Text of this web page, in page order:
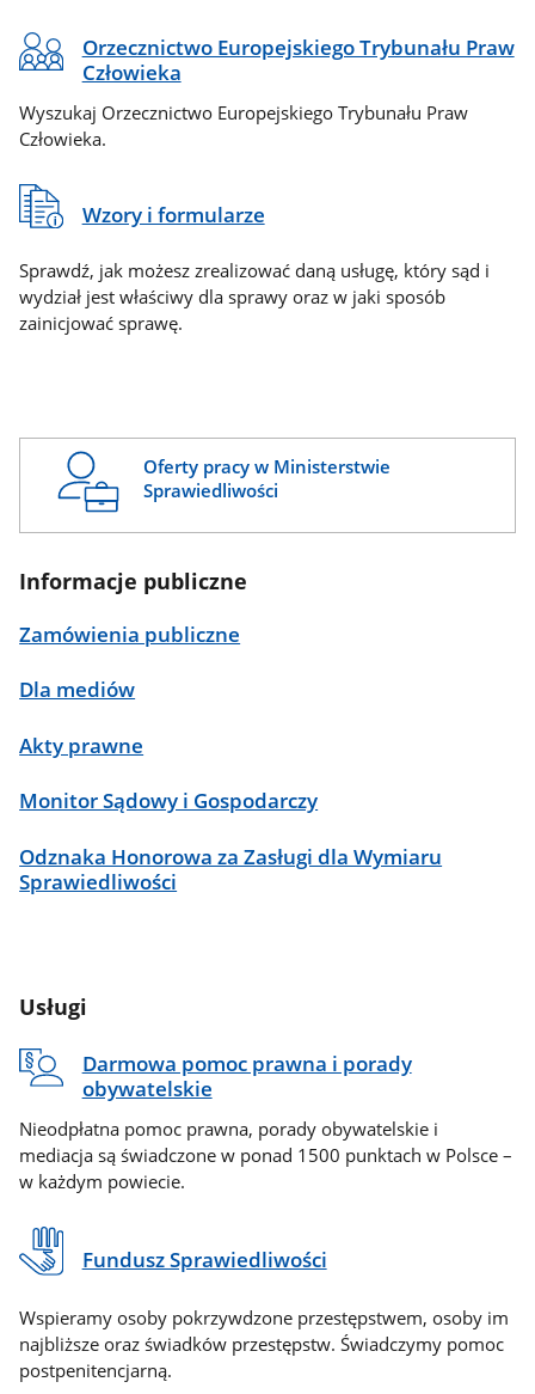
Orzecznictwo Europejskiego Trybunału Praw
Człowieka
Wyszukaj Orzecznictwo Europejskiego Trybunału Praw
Człowieka.
Wzory i formularze
Sprawdź, jak możesz zrealizować daną usługę, który sąd i
wydział jest właściwy dla sprawy oraz w jaki sposób
zainicjować sprawę.
Oferty pracy w Ministerstwie
Sprawiedliwości
Informacje publiczne
Zamówienia publiczne
Dla mediów
Akty prawne
Monitor Sądowy i Gospodarczy
Odznaka Honorowa za Zasługi dla Wymiaru
Sprawiedliwości
Usługi
Darmowa pomoc prawna i porady
obywatelskie
Nieodpłatna pomoc prawna, porady obywatelskie i
mediacja są świadczone w ponad 1500 punktach w Polsce –
w każdym powiecie.
Fundusz Sprawiedliwości
Wspieramy osoby pokrzywdzone przestępstwem, osoby im
najbliższe oraz świadków przestępstw. Świadczymy pomoc
postpenitencjarną.